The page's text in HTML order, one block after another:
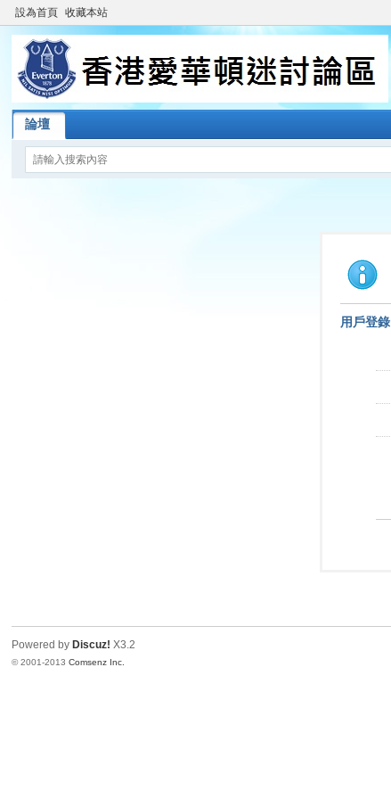
設為首頁 收藏本站
論壇
用戶登錄
Powered by Discuz! X3.2
© 2001-2013Comsenz Inc.